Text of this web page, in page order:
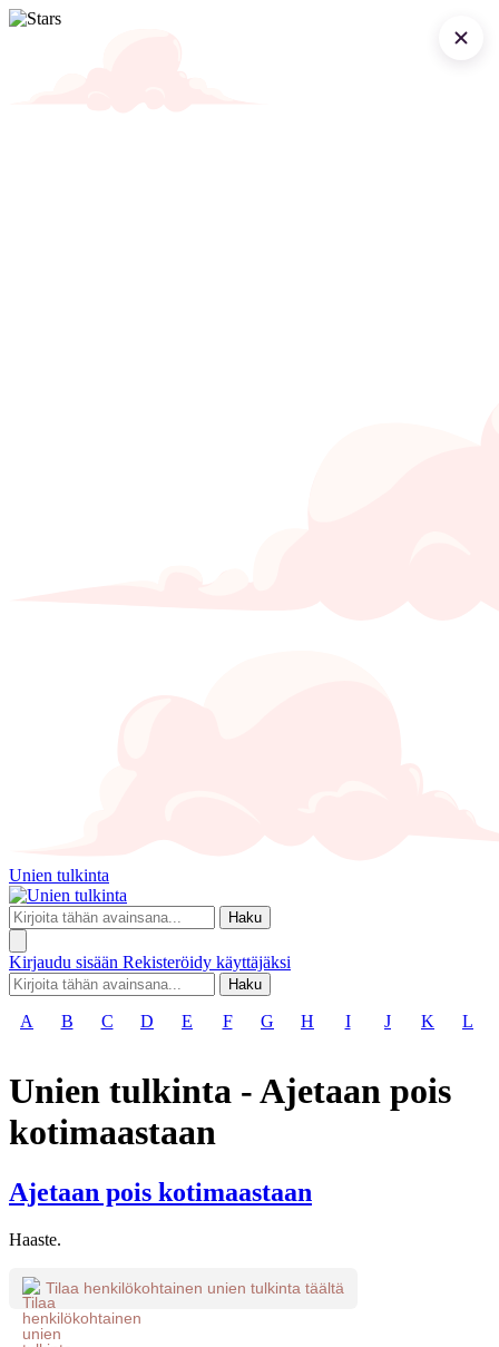
Unien tulkinta
Haku
Kirjaudu sisään Rekisteröidy käyttäjäksi
Haku
A B C D E F G H I J K L
Unien tulkinta - Ajetaan pois
kotimaastaan
Ajetaan pois kotimaastaan
Haaste.
Tilaa henkilökohtainen unien tulkinta täältä